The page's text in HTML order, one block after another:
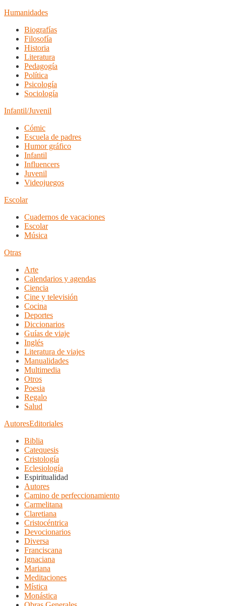
Humanidades
Biografías
Filosofía
Historia
Literatura
Pedagogía
Política
Psicología
Sociología
Infantil/Juvenil
Cómic
Escuela de padres
Humor gráfico
Infantil
Influencers
Juvenil
Videojuegos
Escolar
Cuadernos de vacaciones
Escolar
Música
Otras
Arte
Calendarios y agendas
Ciencia
Cine y televisión
Cocina
Deportes
Diccionarios
Guías de viaje
Inglés
Literatura de viajes
Manualidades
Multimedia
Otros
Poesia
Regalo
Salud
AutoresEditoriales
Biblia
Catequesis
Cristología
Eclesiología
Espiritualidad
Autores
Camino de perfeccionamiento
Carmelitana
Claretiana
Cristocéntrica
Devocionarios
Diversa
Franciscana
Ignaciana
Mariana
Meditaciones
Mística
Monástica